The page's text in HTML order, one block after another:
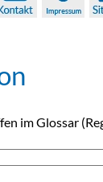
im Glossar